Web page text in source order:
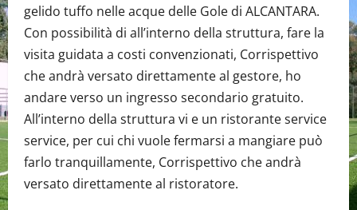
gelido tuffo nelle acque delle Gole di ALCANTARA.
Con possibilità di all’interno della struttura, fare la
visita guidata a costi convenzionati, Corrispettivo
che andrà versato direttamente al gestore, ho
andare verso un ingresso secondario gratuito.
All’interno della struttura vi e un ristorante service
service, per cui chi vuole fermarsi a mangiare può
farlo tranquillamente, Corrispettivo che andrà
versato direttamente al ristoratore.